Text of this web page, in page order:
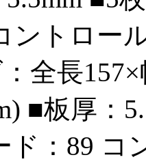
ントロー
全長
■板厚：
ド：89 コ